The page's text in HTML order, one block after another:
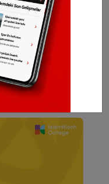
her türlü
Haberin linki
haberler